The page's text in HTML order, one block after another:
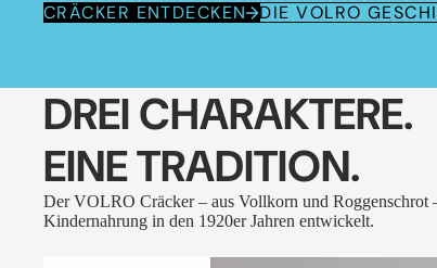
CRÄCKER ENTDECKEN DIE VOLRO
DREI CHARAKTERE.
EINE TRADITION.
Der VOLRO Cräcker – aus Vollkorn und Roggenschrot
Kindernahrung in den 1920er Jahren entwickelt.